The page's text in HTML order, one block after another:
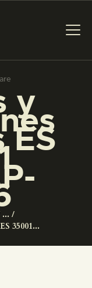
y
ES
...
35001...